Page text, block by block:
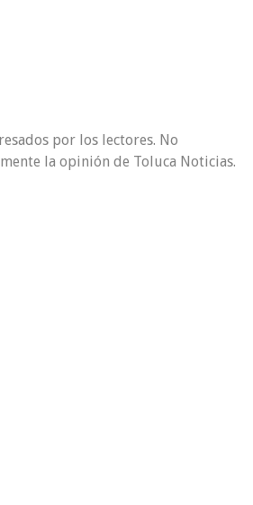
por los lectores. No
la opinión de Toluca Noticias.